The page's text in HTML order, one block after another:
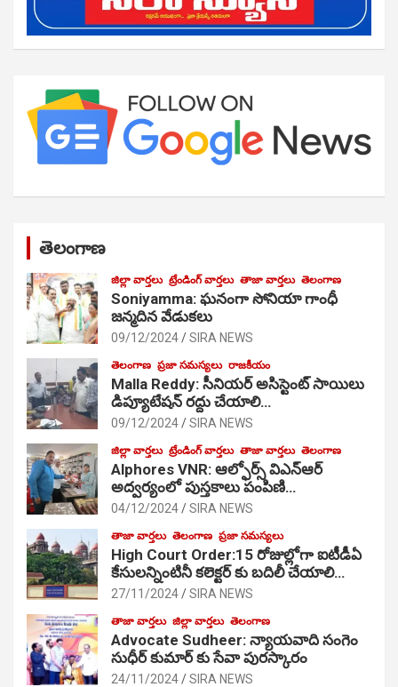
తెలంగాణ
జిల్లా వార్తలు ట్రేండింగ్ వార్తలు తాజా వార్తలు తెలంగాణ
Soniyamma: ఘ‌నంగా సోనియా గాంధీ
జ‌న్మ‌దిన వేడుక‌లు
09/12/2024 SIRA NEWS
తెలంగాణ ప్రజా సమస్యలు రాజకీయం
Malla Reddy: సీనియర్ అసిస్టెంట్ సాయిలు
డిప్యూటేషన్ రద్దు చేయాలి…
09/12/2024 SIRA NEWS
జిల్లా వార్తలు ట్రేండింగ్ వార్తలు తాజా వార్తలు తెలంగాణ
Alphores VNR: ఆల్ఫోర్స్ విఎన్ఆర్
అద్వర్యంలో పుస్తకాలు పంపిణి…
04/12/2024 SIRA NEWS
తాజా వార్తలు తెలంగాణ ప్రజా సమస్యలు
High Court Order:15 రోజుల్లోగా ఐటీడీఏ
కేసులన్నింటినీ కలెక్టర్ కు బదిలీ చేయాలి…
27/11/2024 SIRA NEWS
తాజా వార్తలు జిల్లా వార్తలు తెలంగాణ
Advocate Sudheer: న్యాయవాది సంగెం
సుధీర్ కుమార్ కు సేవా పురస్కారం
24/11/2024 SIRA NEWS